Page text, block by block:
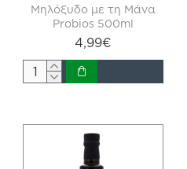
Μηλόξυδο με τη Μάνα
Probios 500ml
4,99€